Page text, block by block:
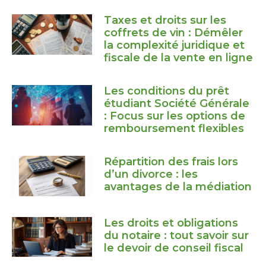
Taxes et droits sur les
coffrets de vin : Démêler
la complexité juridique et
fiscale de la vente en ligne
Les conditions du prêt
étudiant Société Générale
: Focus sur les options de
remboursement flexibles
Répartition des frais lors
d’un divorce : les
avantages de la médiation
Les droits et obligations
du notaire : tout savoir sur
le devoir de conseil fiscal